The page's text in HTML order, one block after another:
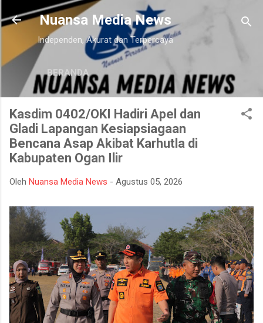
Langsung ke konten utama
Nuansa Media News
Independen, Akurat dan Terpercaya
BERANDA
Kasdim 0402/OKI Hadiri Apel dan
Gladi Lapangan Kesiapsiagaan
Bencana Asap Akibat Karhutla di
Kabupaten Ogan Ilir
Oleh Nuansa Media News - Agustus 05, 2026